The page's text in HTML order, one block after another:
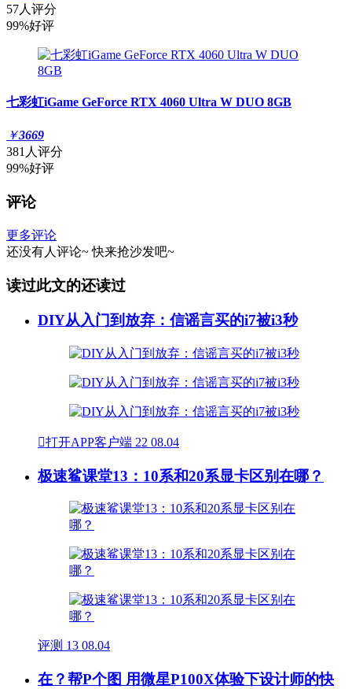
57人评分
99%好评
七彩虹iGame GeForce RTX 4060 Ultra W DUO 8GB
￥3669
381人评分
99%好评
评论
更多评论
还没有人评论~ 快来抢沙发吧~
读过此文的还读过
DIY从入门到放弃：信谣言买的i7被i3秒
打开APP客户端 22 08.04
极速鲨课堂13：10系和20系显卡区别在哪？
评测 13 08.04
在？帮P个图 用微星P100X体验下设计师的快